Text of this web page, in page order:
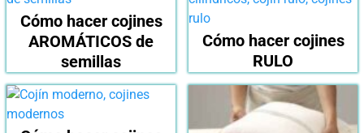
Cómo hacer cojines
AROMÁTICOS de
semillas
Cómo hacer cojines
RULO